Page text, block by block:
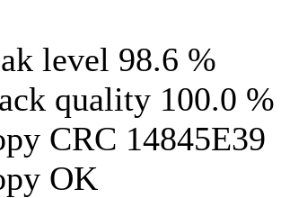
level 98.6 %
quality 100.0 %
CRC 14845E39
OK